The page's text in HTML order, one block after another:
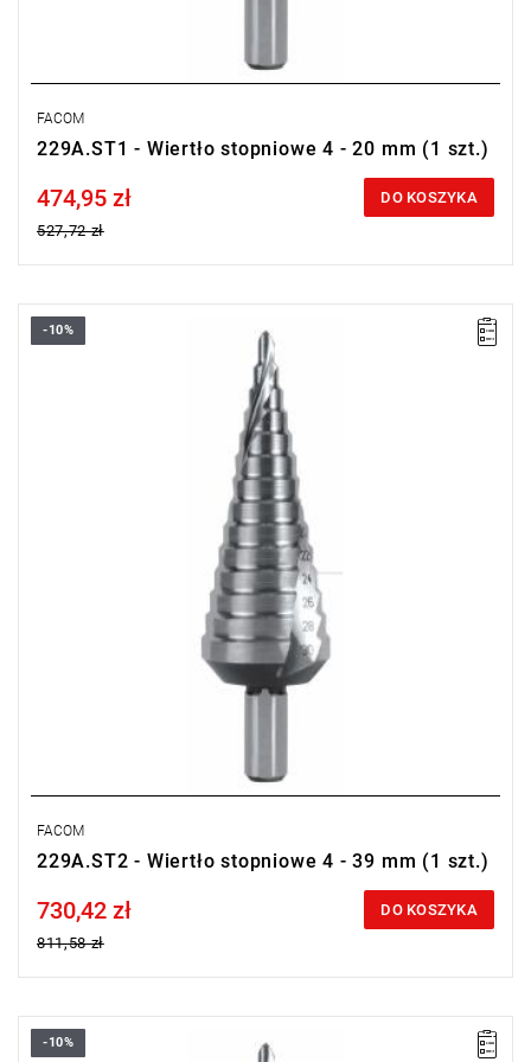
FACOM
229A.ST1 - Wiertło stopniowe 4 - 20 mm (1 szt.)
Price tax included
474,95 zł
527,72 zł
DO KOSZYKA
Długość: 107 mm,
-10%
FACOM
229A.ST2 - Wiertło stopniowe 4 - 39 mm (1 szt.)
Price tax included
730,42 zł
811,58 zł
DO KOSZYKA
Długość: 100 mm,
-10%